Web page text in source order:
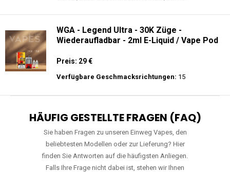
WGA - Legend Ultra - 30K Züge -
Wiederaufladbar - 2ml E-Liquid / Vape Pod
Preis: 29 €
Verfügbare Geschmacksrichtungen: 15
HÄUFIG GESTELLTE FRAGEN (FAQ)
Sie haben Fragen zu unseren Einweg Vapes, den
beliebtesten Modellen oder zur Lieferung? Hier
finden Sie Antworten auf die häufigsten Anliegen.
Falls Ihre Frage nicht dabei ist, stehen wir Ihnen